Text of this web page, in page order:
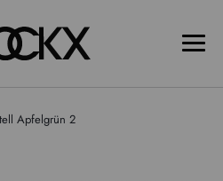
Apfelgrün 2